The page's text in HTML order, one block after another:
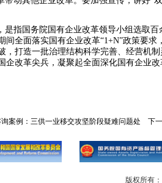
是指国务院国有企业改革领导小组选取
间全面落实国有企业改革“1+N”政策要求
，打造一批治理结构科学完善、经营机
企改革尖兵，凝聚起全面深化国有企业
询案例：三供一业移交攻坚阶段疑难问题处 下
版权所有